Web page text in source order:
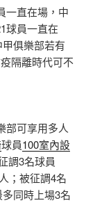
一直在場，中
球員一直在
俱樂部若有
隔離時代可不
部可享用多人
球員100室內設
調3名球員
；被征調4名
同時上場3名